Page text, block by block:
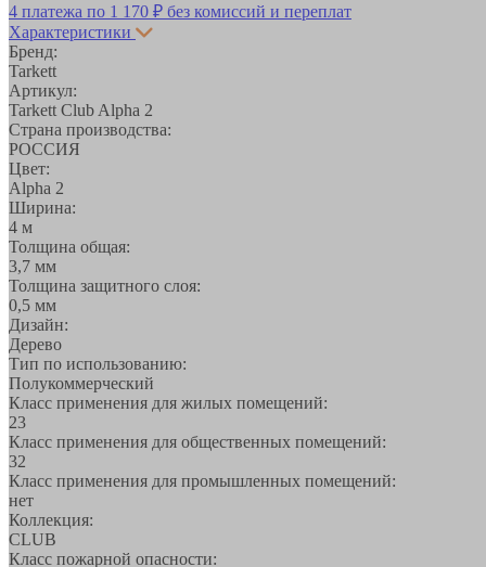
4 платежа по 1 170 ₽ без комиссий и переплат
Характеристики
Бренд:
Tarkett
Артикул:
Tarkett Club Alpha 2
Страна производства:
РОССИЯ
Цвет:
Alpha 2
Ширина:
4 м
Толщина общая:
3,7 мм
Толщина защитного слоя:
0,5 мм
Дизайн:
Дерево
Тип по использованию:
Полукоммерческий
Класс применения для жилых помещений:
23
Класс применения для общественных помещений:
32
Класс применения для промышленных помещений:
нет
Коллекция:
CLUB
Класс пожарной опасности: